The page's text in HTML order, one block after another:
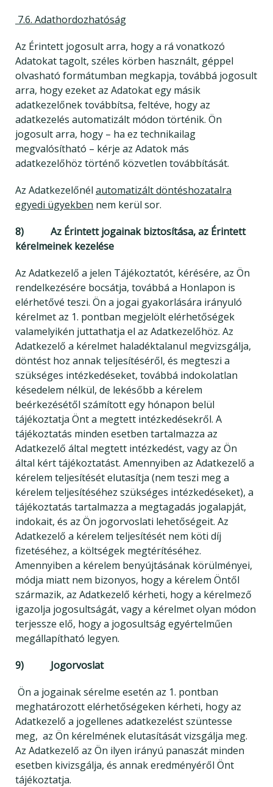
7.6. Adathordozhatóság
Az Érintett jogosult arra, hogy a rá vonatkozó
Adatokat tagolt, széles körben használt, géppel
olvasható formátumban megkapja, továbbá jogosult
arra, hogy ezeket az Adatokat egy másik
adatkezelőnek továbbítsa, feltéve, hogy az
adatkezelés automatizált módon történik. Ön
jogosult arra, hogy – ha ez technikailag
megvalósítható – kérje az Adatok más
adatkezelőhöz történő közvetlen továbbítását.
Az Adatkezelőnél automatizált döntéshozatalra
egyedi ügyekben nem kerül sor.
8) Az Érintett jogainak biztosítása, az Érintett
kérelmeinek kezelése
Az Adatkezelő a jelen Tájékoztatót, kérésére, az Ön
rendelkezésére bocsátja, továbbá a Honlapon is
elérhetővé teszi. Ön a jogai gyakorlására irányuló
kérelmet az 1. pontban megjelölt elérhetőségek
valamelyikén juttathatja el az Adatkezelőhöz. Az
Adatkezelő a kérelmet haladéktalanul megvizsgálja,
döntést hoz annak teljesítéséről, és megteszi a
szükséges intézkedéseket, továbbá indokolatlan
késedelem nélkül, de lekésőbb a kérelem
beérkezésétől számított egy hónapon belül
tájékoztatja Önt a megtett intézkedésekről. A
tájékoztatás minden esetben tartalmazza az
Adatkezelő által megtett intézkedést, vagy az Ön
által kért tájékoztatást. Amennyiben az Adatkezelő a
kérelem teljesítését elutasítja (nem teszi meg a
kérelem teljesítéséhez szükséges intézkedéseket), a
tájékoztatás tartalmazza a megtagadás jogalapját,
indokait, és az Ön jogorvoslati lehetőségeit. Az
Adatkezelő a kérelem teljesítését nem köti díj
fizetéséhez, a költségek megtérítéséhez.
Amennyiben a kérelem benyújtásának körülményei,
módja miatt nem bizonyos, hogy a kérelem Öntől
származik, az Adatkezelő kérheti, hogy a kérelmező
igazolja jogosultságát, vagy a kérelmet olyan módon
terjessze elő, hogy a jogosultság egyértelműen
megállapítható legyen.
9) Jogorvoslat
Ön a jogainak sérelme esetén az 1. pontban
meghatározott elérhetőségeken kérheti, hogy az
Adatkezelő a jogellenes adatkezelést szüntesse
meg, az Ön kérelmének elutasítását vizsgálja meg.
Az Adatkezelő az Ön ilyen irányú panaszát minden
esetben kivizsgálja, és annak eredményéről Önt
tájékoztatja.